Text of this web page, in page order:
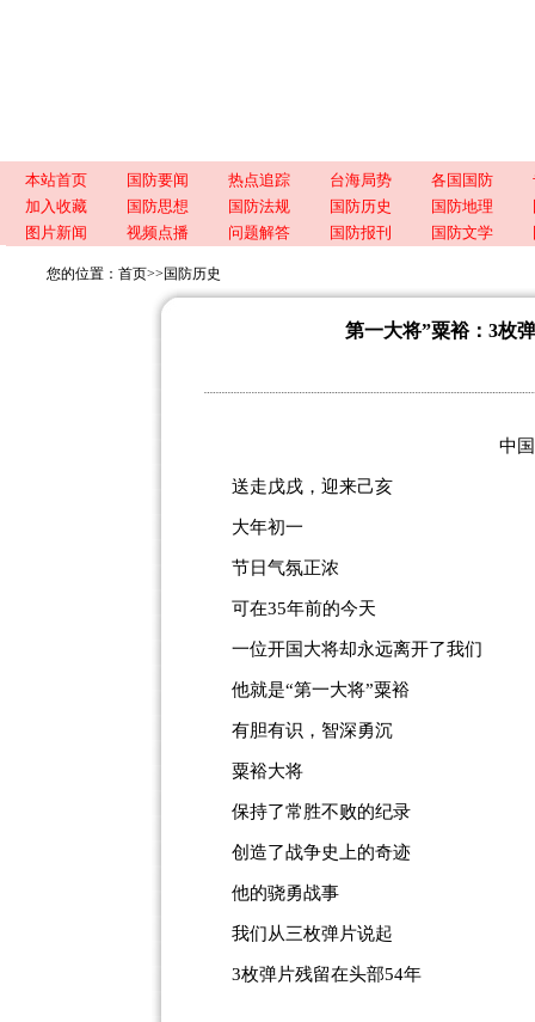
本站首页 国防要闻 热点追踪 台海局势 各国国防
加入收藏
国防思想 国防法规 国防历史 国防地理
图片新闻
视频点播 问题解答 国防报刊 国防文学
您的位置： 首页>> 国防历史
第一大将”粟裕：3枚
中
送走戊戌，迎来己亥
大年初一
节日气氛正浓
可在35年前的今天
一位开国大将却永远离开了我们
他就是“第一大将”粟裕
有胆有识，智深勇沉
粟裕大将
保持了常胜不败的纪录
创造了战争史上的奇迹
他的骁勇战事
我们从三枚弹片说起
3枚弹片残留在头部54年